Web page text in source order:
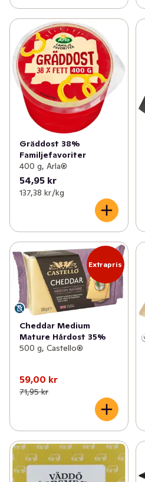
Gräddost 38%
Familjefavoriter
400 g, Arla®
54,95 kr
137,38 kr /kg
Extrapris
Cheddar Medium
Mature Hårdost 35%
500 g, Castello®
59,00 kr
71,95 kr